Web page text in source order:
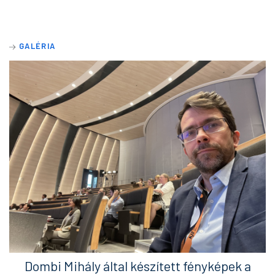
GALÉRIA
Dombi Mihály által készített fényképek a